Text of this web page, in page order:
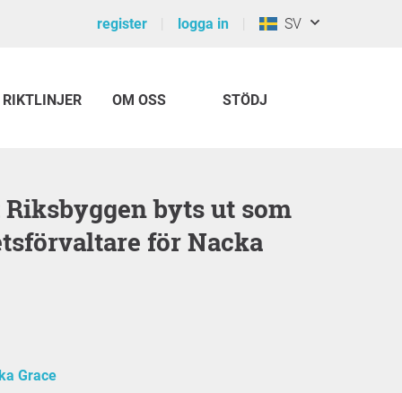
register logga in SV
RIKTLINJER OM OSS STÖDJ
för Nacka
Grace